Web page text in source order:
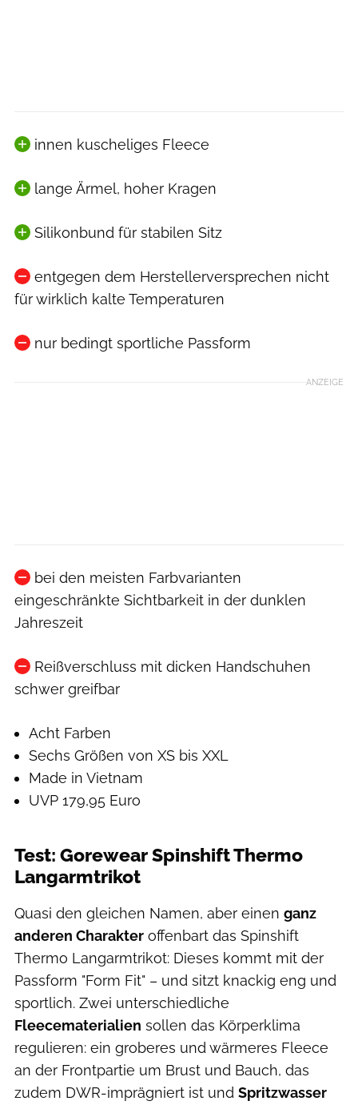
innen kuscheliges Fleece
lange Ärmel, hoher Kragen
Silikonbund für stabilen Sitz
entgegen dem Herstellerversprechen nicht
für wirklich kalte Temperaturen
nur bedingt sportliche Passform
ANZEIGE
bei den meisten Farbvarianten
eingeschränkte Sichtbarkeit in der dunklen
Jahreszeit
Reißverschluss mit dicken Handschuhen
schwer greifbar
Acht Farben
Sechs Größen von XS bis XXL
Made in Vietnam
UVP 179,95 Euro
Test: Gorewear Spinshift Thermo
Langarmtrikot
Quasi den gleichen Namen, aber einen ganz
anderen Charakter offenbart das Spinshift
Thermo Langarmtrikot: Dieses kommt mit der
Passform "Form Fit" – und sitzt knackig eng und
sportlich. Zwei unterschiedliche
Fleecematerialien sollen das Körperklima
regulieren: ein groberes und wärmeres Fleece
an der Frontpartie um Brust und Bauch, das
zudem DWR-imprägniert ist und Spritzwasser